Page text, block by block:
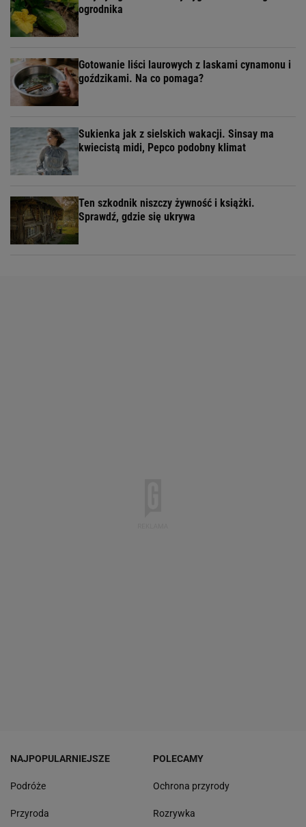
ogrodnika
Gotowanie liści laurowych z laskami cynamonu i
goździkami. Na co pomaga?
Sukienka jak z sielskich wakacji. Sinsay ma
kwiecistą midi, Pepco podobny klimat
Ten szkodnik niszczy żywność i książki.
Sprawdź, gdzie się ukrywa
NAJPOPULARNIEJSZE
Podróże
Przyroda
POLECAMY
Ochrona przyrody
Rozrywka